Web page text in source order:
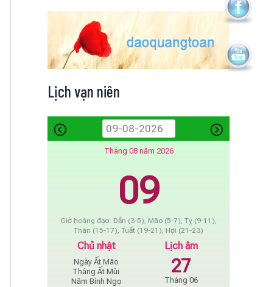
Lịch vạn niên
Tháng 08 năm 2026
09
Giờ hoàng đạo: Dần (3-5), Mão (5-7), Tỵ (9-11),
Thân (15-17), Tuất (19-21), Hợi (21-23)
Chủ nhật
Ngày Ất Mão
Tháng Ất Mùi
Năm Bính Ngọ
Lịch âm
27
Tháng 06